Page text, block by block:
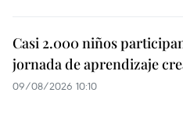
Casi 2.000 niños
jornada de aprendizaje
09/08/2026 10:10